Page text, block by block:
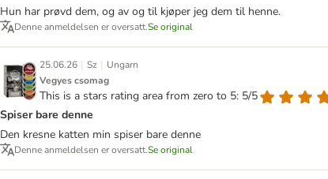
Hun har prøvd dem, og av og til kjøper jeg dem til henne.
Denne anmeldelsen er oversatt.Se original
25.06.26 | Sz | Ungarn
Vegyes csomag
This is a stars rating area from zero to 5: 5/5
Spiser bare denne
Den kresne katten min spiser bare denne
Denne anmeldelsen er oversatt.Se original